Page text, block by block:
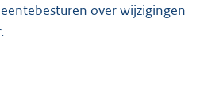
over wijzigingen